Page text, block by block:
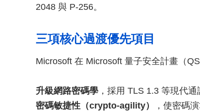
2048 與 P-256。
三項核心過渡優先項目
Microsoft 在 Microsoft 量子安全計畫（
升級網路密碼學 ，採用 TLS 1.3 等現代
密碼敏捷性（crypto-agility）
，使密碼